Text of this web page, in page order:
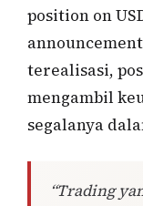
position on
terealisasi,
mengambil
segalanya
“Trading